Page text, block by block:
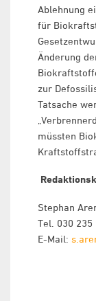
Ablehnung
für
Änderung
zur
Tatsache
müssten
Stephan
Tel. 030 235
E-Mail: